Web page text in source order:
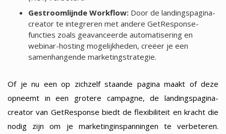
Gestroomlijnde Workflow:Door de landingspagina-
creator te integreren met andere GetResponse-
functies zoals geavanceerde automatisering en
webinar-hosting mogelijkheden, creëer je een
samenhangende marketingstrategie.
Of je nu een op zichzelf staande pagina maakt of deze
opneemt in een grotere campagne, de landingspagina-
creator van GetResponse biedt de flexibiliteit en kracht die
nodig zijn om je marketinginspanningen te verbeteren.